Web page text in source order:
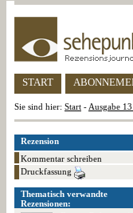
START
Sie sind hier: Start - Ausgabe
Rezension
Kommentar schreiben
Druckfassung
Thematisch verwandte
Rezensionen: